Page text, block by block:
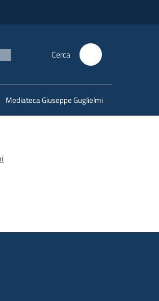
Cerca
Mediateca Giuseppe Guglielmi